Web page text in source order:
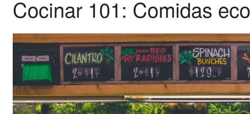
Cocinar 101: Comidas